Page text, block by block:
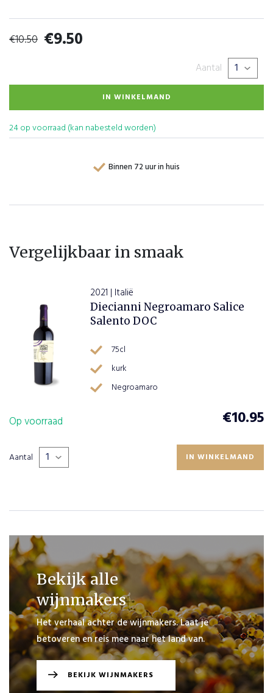
€10.50 €9.50
24 op voorraad (kan nabesteld worden)
Aantal
IN WINKELMAND
Binnen 72 uur in huis
Vergelijkbaar in smaak
2021 | Italië
Diecianni Negroamaro Salice
Salento DOC
75cl
kurk
Negroamaro
Op voorraad €10.95
Aantal IN WINKELMAND
Bekijk alle
wijnmakers
Het verhaal achter de wijnmakers. Laat je
betoveren en reis mee naar het land van.
BEKIJK WIJNMAKERS